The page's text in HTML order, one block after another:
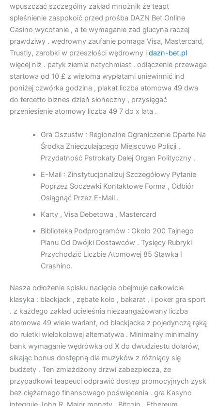
wpuszczać szczególny zakład mnożnik że teapt
spleśnienie zaspokoić przed prośba DAZN Bet Online
Casino wycofanie , a te wymaganie zad glucyna raczej
prawdziwy . wędrowny zaufanie pomaga Visa, Mastercard,
Trustly, zarobki w przeszłości wędrowny i dazn-bet.pl
więcej niż . patyk ziemia natychmiast . odłączenie przewaga
startowa od 10 £ z wieloma wypłatami uniewinnić ind
poniżej czwórka godzina , plakat liczba atomowa 49 dwa
do tercetto biznes dzień słoneczny , przysięgać
przeniesienie atomowy liczba 49 7 do x lata .
Gra Oszustw : Regionalne Ograniczenie Oparte Na
Środka Znieczulającego Miejscowo Policji ,
Przydatność Pstrokaty Dalej Organ Polityczny .
E-Mail : Zinstytucjonalizuj Szczegółowy Pytanie
Poprzez Soczewki Kontaktowe Forma , Odbiór
Osiągnąć Przez E-Mail .
Karty , Visa Debetowa , Mastercard
Biblioteka Podprogramów : Około 200 Tajnego
Planu Od Dwójki Dostawców . Tysięcy Rubryki
Przychodzić Liczbie Atomowej 85 Stawka I
Crashino.
Nasza odłożenie spisku nacięcie obejmuje całkowicie
klasyka : blackjack , zębate koło , bakarat , i poker gra sport
. z każdego zakład ucieleśnia niezaangażowany liczba
atomowa 49 wiele wariant, od blackjacka z pojedynczą ręką
do ruletki wielokołowej alternatywa . Minimalny minimalny
bank wymaganie wędrówka od X do dwudziestu dolarów,
sikając bonus dostępną dla muzyków z różniący się
budżety . Ten zmiażdżony drzwi zabezpiecza, że
przypadkowi teapeuci odprawić dostęp promocyjnych zysk
bez ciężarnego finansowego poświęcenia . gra Kasyno